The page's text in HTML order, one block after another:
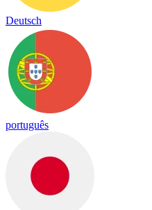
Deutsch
português